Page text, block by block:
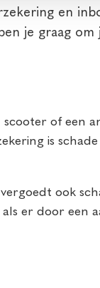
en
je graag
of
is
ook
er door een